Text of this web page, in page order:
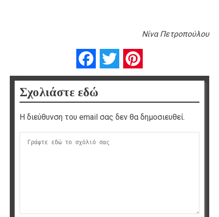
Νίνα Πετροπούλου
FacebookTwitter
Σχολιάστε εδώ
Η διεύθυνση του email σας δεν θα δημοσιευθεί.